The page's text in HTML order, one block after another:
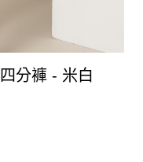
分褲 - 米白